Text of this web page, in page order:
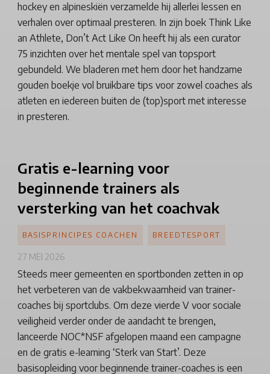
hockey en alpineskiën verzamelde hij allerlei lessen en
verhalen over optimaal presteren. In zijn boek Think Like
an Athlete, Don’t Act Like On heeft hij als een curator
75 inzichten over het mentale spel van topsport
gebundeld. We bladeren met hem door het handzame
gouden boekje vol bruikbare tips voor zowel coaches als
atleten en iedereen buiten de (top)sport met interesse
in presteren.
Gratis e-learning voor
beginnende trainers als
versterking van het coachvak
Steeds meer gemeenten en sportbonden zetten in op
het verbeteren van de vakbekwaamheid van trainer-
coaches bij sportclubs. Om deze vierde V voor sociale
veiligheid verder onder de aandacht te brengen,
lanceerde NOC*NSF afgelopen maand een campagne
en de gratis e-learning ‘Sterk van Start’. Deze
basisopleiding voor beginnende trainer-coaches is een
BASISPRINCIPES COACHEN BREEDTESPORT
27 MEI 2026